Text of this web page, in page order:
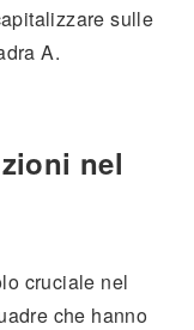
sulle
A.
nel
cruciale nel
che hanno